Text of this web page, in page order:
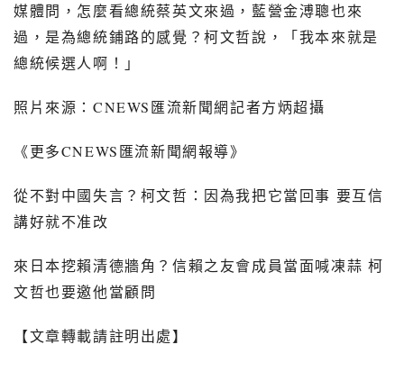
媒體問，怎麼看總統蔡英文來過，藍營金溥聰也來
過，是為總統鋪路的感覺？柯文哲說，「我本來就是
總統候選人啊！」
照片來源： CNEWS匯流新聞網記者方炳超攝
《更多CNEWS匯流新聞網報導》
從不對中國失言？柯文哲：因為我把它當回事 要互信
講好就不准改
來日本挖賴清德牆角？信賴之友會成員當面喊凍蒜 柯
文哲也要邀他當顧問
【文章轉載請註明出處】